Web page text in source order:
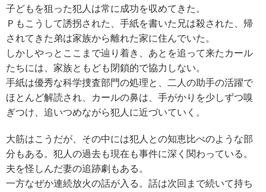
子どもを狙った犯人は常に成功を収めてきた。
Ｐもこうして誘拐された、手紙を書いた兄は殺された、帰
されてきた弟は家族から離れた家に住んでいた。
しかしやっとここまで辿り着き、あとを追って来たカール
たちには、家族ともども閉鎖的で協力しない。
手紙は優秀な科学捜査部門の処理と、二人の助手の活躍で
ほとんど解読され、カールの鼻は、手がかりを少しずつ嗅
ぎつけ、追いつめながら犯人に近づいていく。
大筋はこうだが、その中には犯人との知恵比べのような部
分もある。犯人の過去も現在も事件に深く関わっている。
夫を怪しんだ妻の追跡劇もある。
一方なぜか連続放火の話が入る。話は次回まで続いて持ち